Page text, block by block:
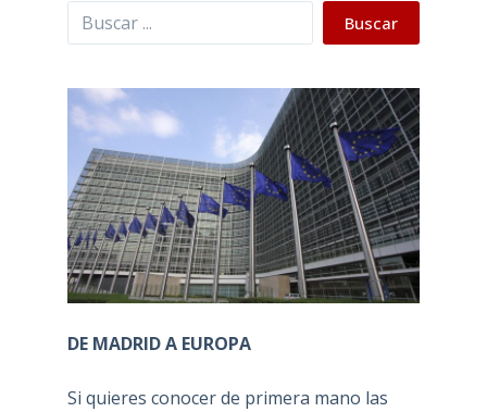
Buscar Buscar
DE MADRID A EUROPA
Si quieres conocer de primera mano las